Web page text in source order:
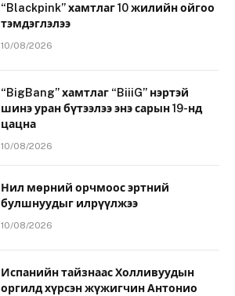
“Blackpink” хамтлаг 10 жилийн ойгоо
тэмдэглэлээ
10/08/2026
“BigBang” хамтлаг “BiiiG” нэртэй
шинэ уран бүтээлээ энэ сарын 19-нд
цацна
10/08/2026
Нил мөрний орчмоос эртний
булшнуудыг илрүүлжээ
10/08/2026
Испанийн тайзнаас Холливуудын
оргилд хүрсэн жүжигчин Антонио